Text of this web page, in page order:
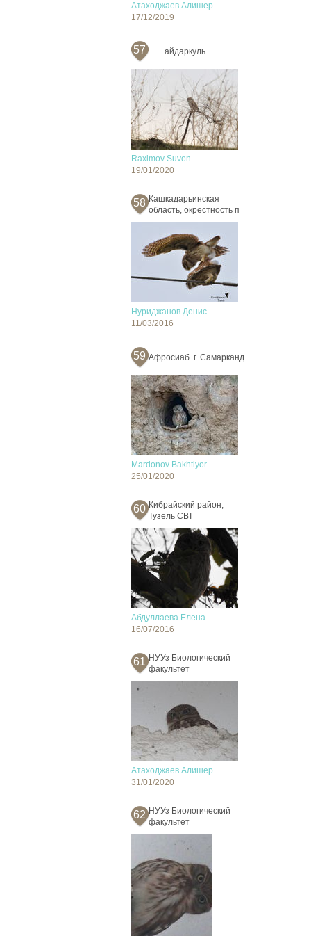
Атаходжаев Алишер
17/12/2019
57 айдаркуль
Raximov Suvon
19/01/2020
58 Кашкадарьинская
область, окрестность п
Нуриджанов Денис
11/03/2016
59 Афросиаб. г. Самарканд
Mardonov Bakhtiyor
25/01/2020
60 Кибрайский район,
Тузель СВТ
Абдуллаева Елена
16/07/2016
61 НУУз Биологический
факультет
Атаходжаев Алишер
31/01/2020
62 НУУз Биологический
факультет